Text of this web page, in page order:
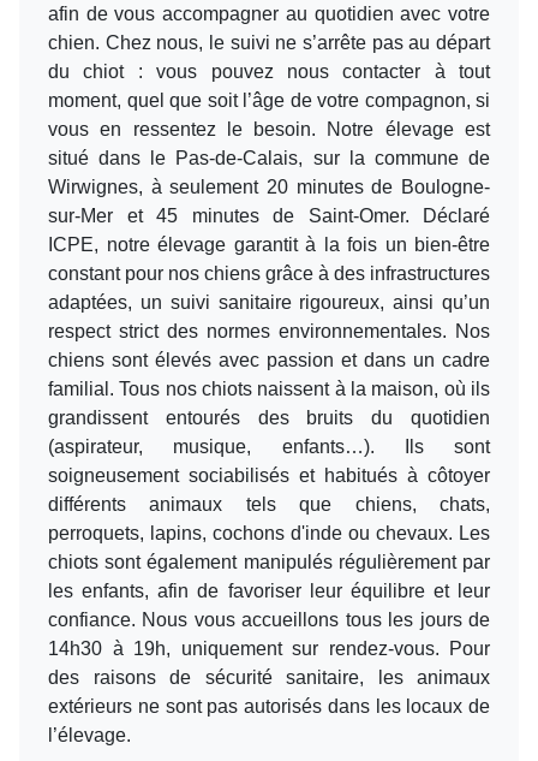
afin de vous accompagner au quotidien avec votre
chien. Chez nous, le suivi ne s’arrête pas au départ
du chiot : vous pouvez nous contacter à tout
moment, quel que soit l’âge de votre compagnon, si
vous en ressentez le besoin. Notre élevage est
situé dans le Pas-de-Calais, sur la commune de
Wirwignes, à seulement 20 minutes de Boulogne-
sur-Mer et 45 minutes de Saint-Omer. Déclaré
ICPE, notre élevage garantit à la fois un bien-être
constant pour nos chiens grâce à des infrastructures
adaptées, un suivi sanitaire rigoureux, ainsi qu’un
respect strict des normes environnementales. Nos
chiens sont élevés avec passion et dans un cadre
familial. Tous nos chiots naissent à la maison, où ils
grandissent entourés des bruits du quotidien
(aspirateur, musique, enfants…). Ils sont
soigneusement sociabilisés et habitués à côtoyer
différents animaux tels que chiens, chats,
perroquets, lapins, cochons d'inde ou chevaux. Les
chiots sont également manipulés régulièrement par
les enfants, afin de favoriser leur équilibre et leur
confiance. Nous vous accueillons tous les jours de
14h30 à 19h, uniquement sur rendez-vous. Pour
des raisons de sécurité sanitaire, les animaux
extérieurs ne sont pas autorisés dans les locaux de
l’élevage.